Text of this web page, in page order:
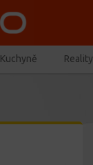
Kuchyně Reality